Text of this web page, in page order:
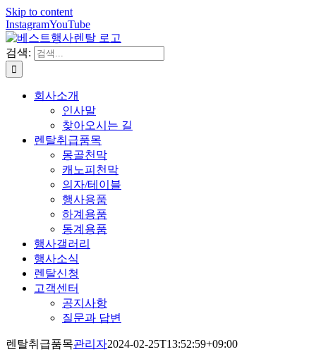
Skip to content
InstagramYouTube
검색:
회사소개
인사말
찾아오시는 길
렌탈취급품목
몽골천막
캐노피천막
의자/테이블
행사용품
하계용품
동계용품
행사갤러리
행사소식
렌탈신청
고객센터
공지사항
질문과 답변
렌탈취급품목관리자2024-02-25T13:52:59+09:00